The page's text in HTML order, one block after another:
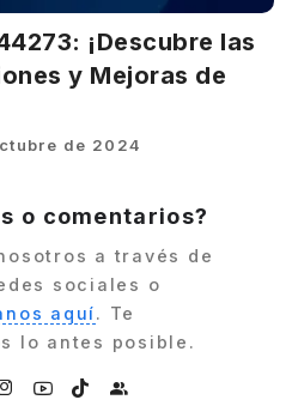
¡Descubre las
y Mejoras de
de 2024
o comentarios?
a través de
sociales o
aquí. Te
lo antes posible.